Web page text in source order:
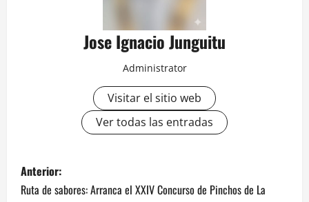
Jose Ignacio Junguitu
Administrator
Visitar el sitio web
Ver todas las entradas
N
Anterior:
Ruta de sabores: Arranca el XXIV Concurso de Pinchos de La